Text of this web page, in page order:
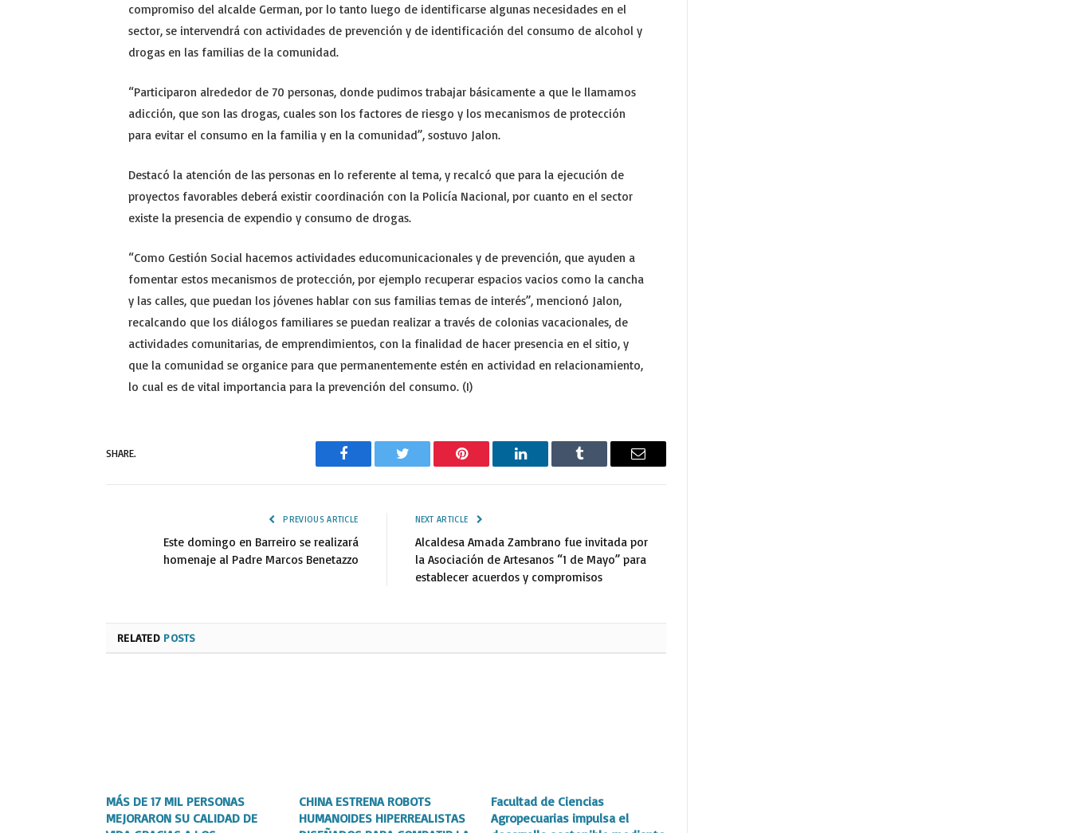
compromiso del alcalde German, por lo tanto luego de identificarse algunas necesidades en el
sector, se intervendrá con actividades de prevención y de identificación del consumo de alcohol y
drogas en las familias de la comunidad.
“Participaron alrededor de 70 personas, donde pudimos trabajar básicamente a que le llamamos
adicción, que son las drogas, cuales son los factores de riesgo y los mecanismos de protección
para evitar el consumo en la familia y en la comunidad”, sostuvo Jalon.
Destacó la atención de las personas en lo referente al tema, y recalcó que para la ejecución de
proyectos favorables deberá existir coordinación con la Policía Nacional, por cuanto en el sector
existe la presencia de expendio y consumo de drogas.
“Como Gestión Social hacemos actividades educomunicacionales y de prevención, que ayuden a
fomentar estos mecanismos de protección, por ejemplo recuperar espacios vacios como la cancha
y las calles, que puedan los jóvenes hablar con sus familias temas de interés”, mencionó Jalon,
recalcando que los diálogos familiares se puedan realizar a través de colonias vacacionales, de
actividades comunitarias, de emprendimientos, con la finalidad de hacer presencia en el sitio, y
que la comunidad se organice para que permanentemente estén en actividad en relacionamiento,
lo cual es de vital importancia para la prevención del consumo. (I)
SHARE.
Facebook Twitter Pinterest LinkedIn Tumblr Email
PREVIOUS ARTICLE
Este domingo en Barreiro se realizará
homenaje al Padre Marcos Benetazzo
NEXT ARTICLE
Alcaldesa Amada Zambrano fue invitada por
la Asociación de Artesanos “1 de Mayo” para
establecer acuerdos y compromisos
RELATED POSTS
MÁS DE 17 MIL PERSONAS
MEJORARON SU CALIDAD DE
CHINA ESTRENA ROBOTS
HUMANOIDES HIPERREALISTAS
Facultad de Ciencias
Agropecuarias impulsa el